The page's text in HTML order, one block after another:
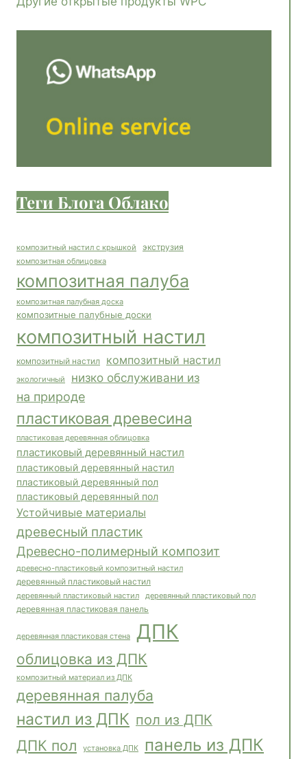
Теги Блога Облако
композитный настил с крышкой экструзия
композитная облицовка
композитная палуба
композитная палубная доска
композитные палубные доски
композитный настил
композитный настил композитный настил
экологичный низко обслуживани из
на природе
пластиковая древесина
пластиковая деревянная облицовка
пластиковый деревянный настил
пластиковый деревянный настил
пластиковый деревянный пол
пластиковый деревянный пол
Устойчивые материалы
древесный пластик
Древесно-полимерный композит
древесно-пластиковый композитный настил
деревянный пластиковый настил
деревянный пластиковый настил деревянный пластиковый пол
деревянная пластиковая панель
деревянная пластиковая стена ДПК
облицовка из ДПК
композитный материал из ДПК
деревянная палуба
настил из ДПК пол из ДПК
ДПК пол установка ДПК панель из ДПК